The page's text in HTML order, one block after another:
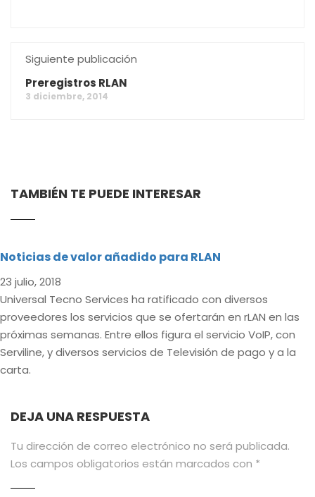
Siguiente publicación
Preregistros RLAN
3 diciembre, 2014
TAMBIÉN TE PUEDE INTERESAR
Noticias de valor añadido para RLAN
23 julio, 2018
Universal Tecno Services ha ratificado con diversos
proveedores los servicios que se ofertarán en rLAN en las
próximas semanas. Entre ellos figura el servicio VoIP, con
Serviline, y diversos servicios de Televisión de pago y a la
carta.
DEJA UNA RESPUESTA
Tu dirección de correo electrónico no será publicada.
Los campos obligatorios están marcados con *